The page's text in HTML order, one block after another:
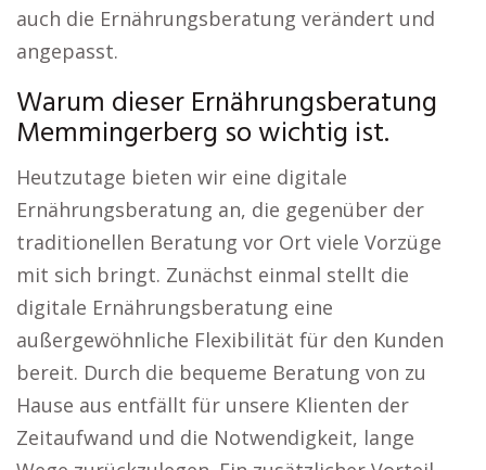
auch die Ernährungsberatung verändert und
angepasst.
Warum dieser Ernährungsberatung
Memmingerberg so wichtig ist.
Heutzutage bieten wir eine digitale
Ernährungsberatung an, die gegenüber der
traditionellen Beratung vor Ort viele Vorzüge
mit sich bringt. Zunächst einmal stellt die
digitale Ernährungsberatung eine
außergewöhnliche Flexibilität für den Kunden
bereit. Durch die bequeme Beratung von zu
Hause aus entfällt für unsere Klienten der
Zeitaufwand und die Notwendigkeit, lange